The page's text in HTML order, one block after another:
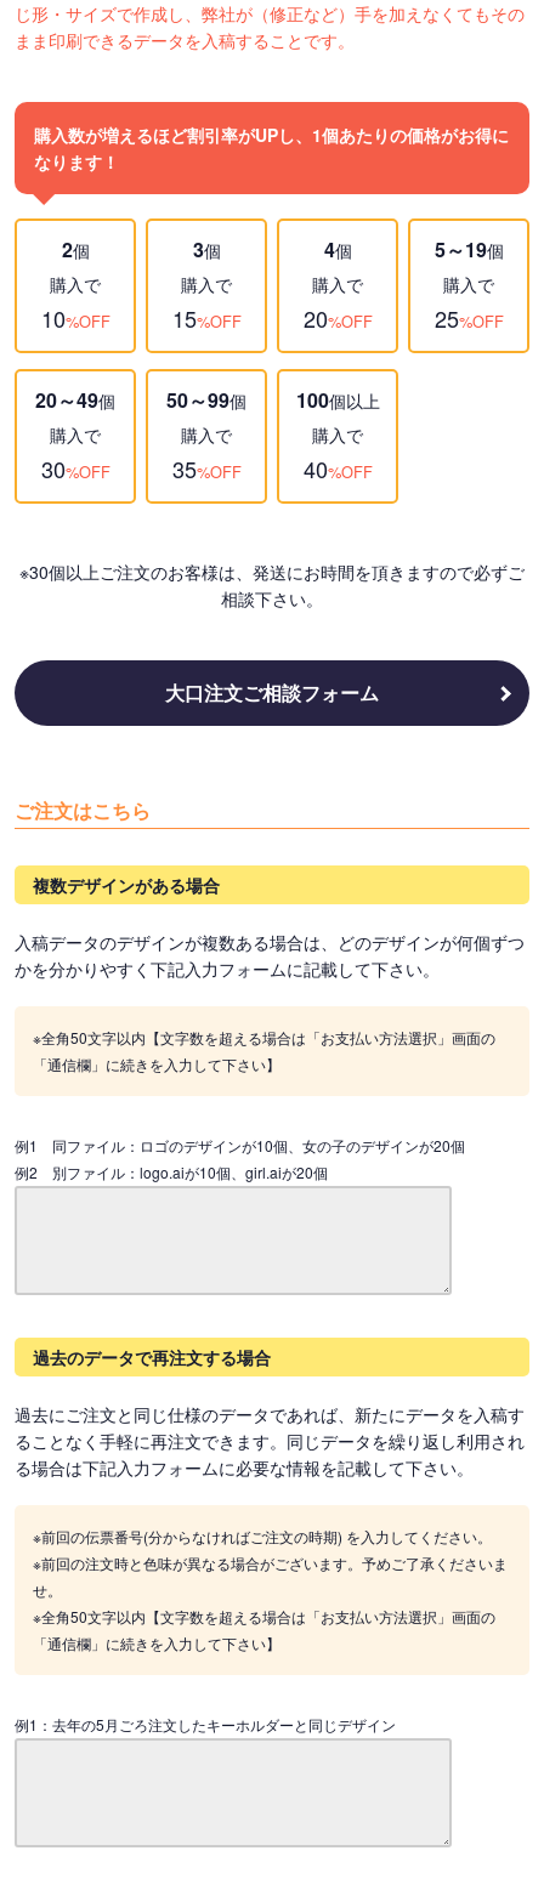
じ形・サイズで作成し、弊社が（修正など）手を加えなくてもその
まま印刷できるデータを入稿することです。
購入数が増えるほど割引率がUPし、1個あたりの価格がお得に
なります！
2個
購入で
10%OFF
3個
購入で
15%OFF
4個
購入で
20%OFF
5～19個
購入で
25%OFF
20～49個
購入で
30%OFF
50～99個
購入で
35%OFF
100個以上
購入で
40%OFF
※30個以上ご注文のお客様は、発送にお時間を頂きますので必ずご
相談下さい。
大口注文ご相談フォーム
ご注文はこちら
複数デザインがある場合
入稿データのデザインが複数ある場合は、どのデザインが何個ずつ
かを分かりやすく下記入力フォームに記載して下さい。
※全角50文字以内【文字数を超える場合は「お支払い方法選択」画面の
「通信欄」に続きを入力して下さい】
例1 同ファイル：ロゴのデザインが10個、女の子のデザインが20個
例2 別ファイル：logo.aiが10個、girl.aiが20個
過去のデータで再注文する場合
過去にご注文と同じ仕様のデータであれば、新たにデータを入稿す
ることなく手軽に再注文できます。同じデータを繰り返し利用され
る場合は下記入力フォームに必要な情報を記載して下さい。
※前回の伝票番号(分からなければご注文の時期) を入力してください。
※前回の注文時と色味が異なる場合がございます。予めご了承くださいま
せ。
※全角50文字以内【文字数を超える場合は「お支払い方法選択」画面の
「通信欄」に続きを入力して下さい】
例1：去年の5月ごろ注文したキーホルダーと同じデザイン